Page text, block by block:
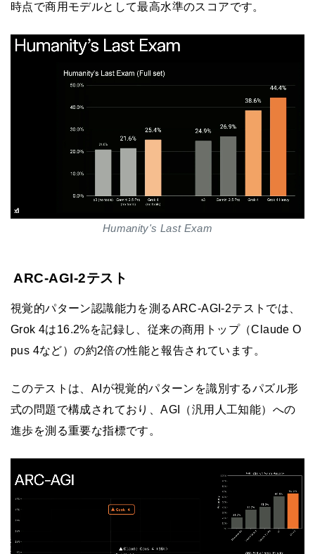
時点で商用モデルとして最高水準のスコアです。
Humanity's Last Exam
ARC-AGI-2テスト
視覚的パターン認識能力を測るARC-AGI-2テストでは、
Grok 4は16.2%を記録し、従来の商用トップ（Claude O
pus 4など）の約2倍の性能と報告されています。
このテストは、AIが視覚的パターンを識別するパズル形
式の問題で構成されており、AGI（汎用人工知能）への
進歩を測る重要な指標です。